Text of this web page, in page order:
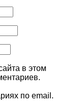
в этом
по email.